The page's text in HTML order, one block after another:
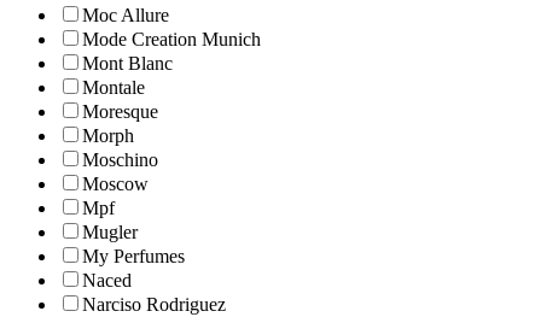
Moc Allure
Mode Creation Munich
Mont Blanc
Montale
Moresque
Morph
Moschino
Moscow
Mpf
Mugler
My Perfumes
Naced
Narciso Rodriguez